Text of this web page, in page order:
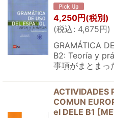
4,250円 (税別)
(税込: 4,675円)
GRAMÁTICA
B2: Teoría y
事項がまとまっ
ACTIVIDADES
COMUN
el DELE B1 [